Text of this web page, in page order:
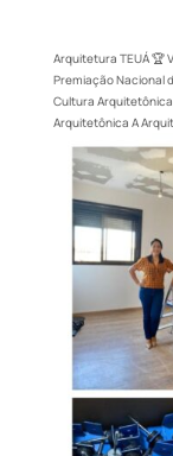
Arquitetura TEUÁ 🏆
Premiação Nacional
Cultura
Arquitetônica A